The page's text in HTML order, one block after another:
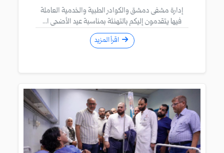
إدارة مشفى دمشق والكوادر الطبية والخدمية العاملة
فيها يتقدمون إليكم بالتهنئة بمناسبة عيد الأضحى ا...
اقرأ المزيد